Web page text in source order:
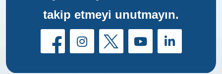
takip etmeyi unutmayın.